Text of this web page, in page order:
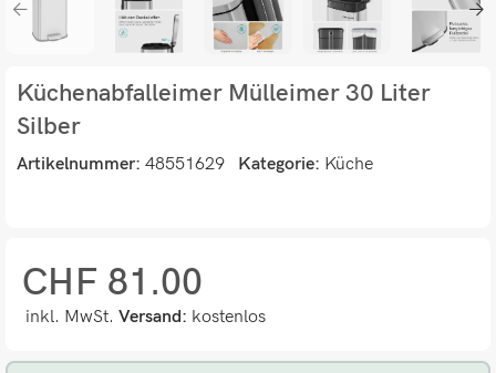
Küchenabfalleimer Mülleimer 30 Liter
Silber
Artikelnummer: 48551629 Kategorie: Küche
CHF 81.00
inkl. MwSt. Versand: kostenlos